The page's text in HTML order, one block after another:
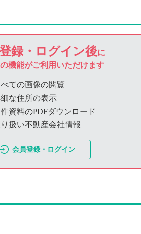
録・ログイン後に
機能がご利用いただけます
べての画像の閲覧
細な住所の表示
件資料のPDFダウンロード
り扱い不動産会社情報
会員登録・ログイン